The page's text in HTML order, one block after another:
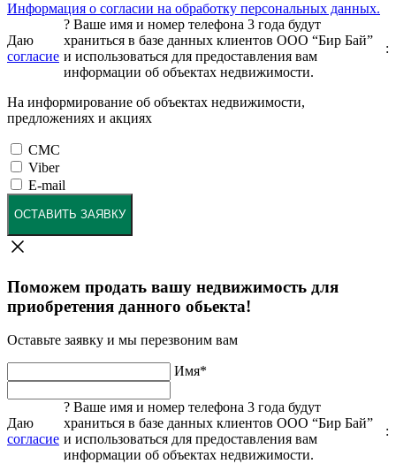
Информация о согласии на обработку персональных данных.
Даю
согласие
? Ваше имя и номер телефона 3 года будут
храниться в базе данных клиентов ООО “Бир Бай”
и использоваться для предоставления вам
информации об объектах недвижимости.
:
На информирование об объектах недвижимости,
предложениях и акциях
СМС
Viber
E-mail
ОСТАВИТЬ ЗАЯВКУ
Поможем продать вашу недвижимость для
приобретения данного обьекта!
Оставьте заявку и мы перезвоним вам
Имя*
Даю
согласие
? Ваше имя и номер телефона 3 года будут
храниться в базе данных клиентов ООО “Бир Бай”
и использоваться для предоставления вам
информации об объектах недвижимости.
: